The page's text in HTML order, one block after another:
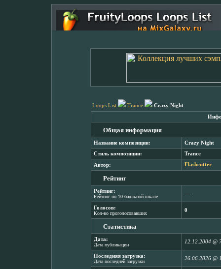
Loops List Trance Crazy Night
Общая информация
Название композиции: Crazy Night
Стиль композиции: Trance
Автор: Flashcutter
Рейтинг
Рейтинг:
Рейтинг по 10-балльной шкале
―
Голосов:
Кол-во проголосовавших
0
Статистика
Дата:
Дата публикации
12.12.2004 @
Последняя загрузка:
Дата последней загрузки
26.06.2026 @